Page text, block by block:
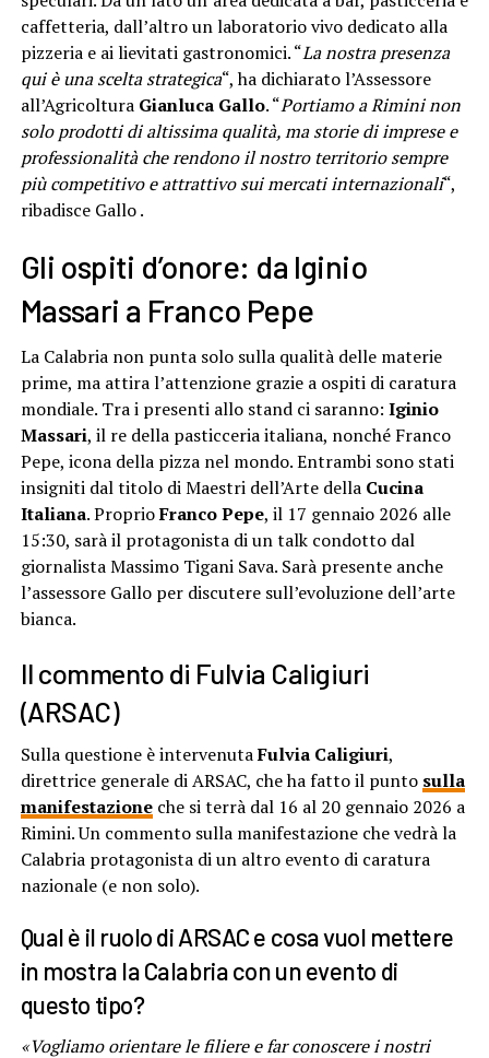
caffetteria, dall’altro un laboratorio vivo dedicato alla
pizzeria e ai lievitati gastronomici. “La nostra presenza
qui è una scelta strategica“, ha dichiarato l’Assessore
all’Agricoltura Gianluca Gallo. “Portiamo a Rimini non
solo prodotti di altissima qualità, ma storie di imprese e
professionalità che rendono il nostro territorio sempre
più competitivo e attrattivo sui mercati internazionali“,
ribadisce Gallo .
Gli ospiti d’onore: da Iginio
Massari a Franco Pepe
La Calabria non punta solo sulla qualità delle materie
prime, ma attira l’attenzione grazie a ospiti di caratura
mondiale. Tra i presenti allo stand ci saranno: Iginio
Massari, il re della pasticceria italiana, nonché Franco
Pepe, icona della pizza nel mondo. Entrambi sono stati
insigniti dal titolo di Maestri dell’Arte della Cucina
Italiana. ProprioFranco Pepe, il 17 gennaio 2026 alle
15:30, sarà il protagonista di un talk condotto dal
giornalista Massimo Tigani Sava. Sarà presente anche
l’assessore Gallo per discutere sull’evoluzione dell’arte
bianca.
Il commento di Fulvia Caligiuri
(ARSAC)
Sulla questione è intervenutaFulvia Caligiuri,
direttrice generale di ARSAC, che ha fatto il punto sulla
manifestazioneche si terrà dal 16 al 20 gennaio 2026 a
Rimini. Un commento sulla manifestazione che vedrà la
Calabria protagonista di un altro evento di caratura
nazionale (e non solo).
Qual è il ruolo di ARSAC e cosa vuol mettere
in mostra la Calabria con un evento di
questo tipo?
«Vogliamo orientare le filiere e far conoscere i nostri